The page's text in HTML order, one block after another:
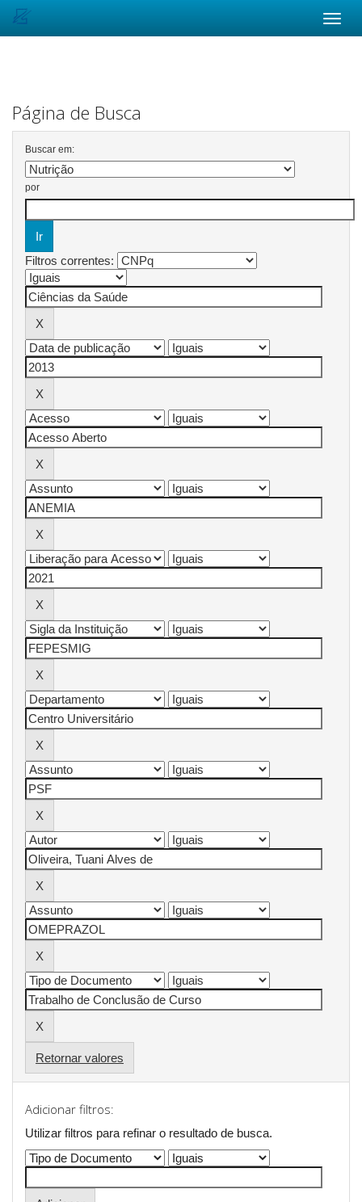
Página de Busca
Buscar em:
por
Filtros correntes:
Retornar valores
Adicionar filtros:
Utilizar filtros para refinar o resultado de busca.